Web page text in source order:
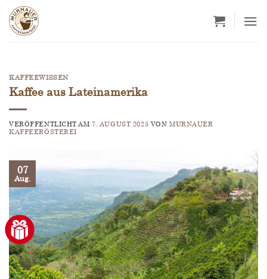
Zum
Inhalt
springen
KAFFEEWISSEN
Kaffee aus Lateinamerika
VERÖFFENTLICHT AM 7. AUGUST 2025 VON MURNAUER
KAFFEERÖSTEREI
07
Aug.